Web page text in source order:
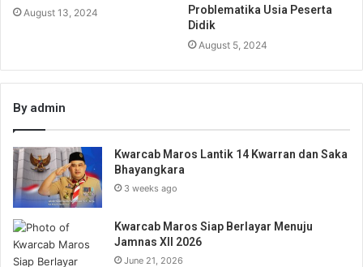
August 13, 2024
Problematika Usia Peserta
Didik
August 5, 2024
By admin
Kwarcab Maros Lantik 14 Kwarran dan Saka
Bhayangkara
3 weeks ago
Kwarcab Maros Siap Berlayar Menuju
Jamnas XII 2026
June 21, 2026